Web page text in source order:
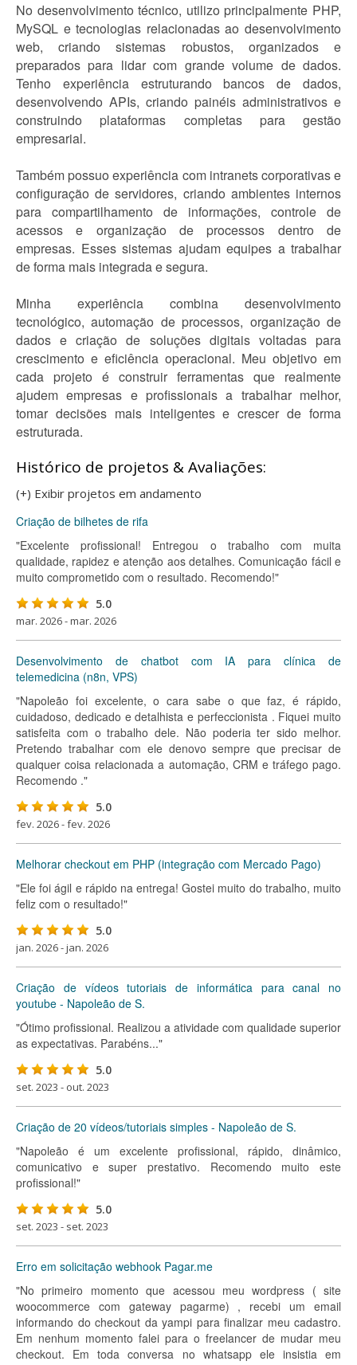
No desenvolvimento técnico, utilizo principalmente PHP,
MySQL e tecnologias relacionadas ao desenvolvimento
web, criando sistemas robustos, organizados e
preparados para lidar com grande volume de dados.
Tenho experiência estruturando bancos de dados,
desenvolvendo APIs, criando painéis administrativos e
construindo plataformas completas para gestão
empresarial.
Também possuo experiência com intranets corporativas e
configuração de servidores, criando ambientes internos
para compartilhamento de informações, controle de
acessos e organização de processos dentro de
empresas. Esses sistemas ajudam equipes a trabalhar
de forma mais integrada e segura.
Minha experiência combina desenvolvimento
tecnológico, automação de processos, organização de
dados e criação de soluções digitais voltadas para
crescimento e eficiência operacional. Meu objetivo em
cada projeto é construir ferramentas que realmente
ajudem empresas e profissionais a trabalhar melhor,
tomar decisões mais inteligentes e crescer de forma
estruturada.
Histórico de projetos & Avaliações:
(+) Exibir projetos em andamento
Criação de bilhetes de rifa
"Excelente profissional! Entregou o trabalho com muita
qualidade, rapidez e atenção aos detalhes. Comunicação fácil e
muito comprometido com o resultado. Recomendo!"
5.0
mar. 2026 - mar. 2026
Desenvolvimento de chatbot com IA para clínica de
telemedicina (n8n, VPS)
"Napoleão foi excelente, o cara sabe o que faz, é rápido,
cuidadoso, dedicado e detalhista e perfeccionista . Fiquei muito
satisfeita com o trabalho dele. Não poderia ter sido melhor.
Pretendo trabalhar com ele denovo sempre que precisar de
qualquer coisa relacionada a automação, CRM e tráfego pago.
Recomendo ."
5.0
fev. 2026 - fev. 2026
Melhorar checkout em PHP (integração com Mercado Pago)
"Ele foi ágil e rápido na entrega! Gostei muito do trabalho, muito
feliz com o resultado!"
5.0
jan. 2026 - jan. 2026
Criação de vídeos tutoriais de informática para canal no
youtube - Napoleão de S.
"Ótimo profissional. Realizou a atividade com qualidade superior
as expectativas. Parabéns..."
5.0
set. 2023 - out. 2023
Criação de 20 vídeos/tutoriais simples - Napoleão de S.
"Napoleão é um excelente profissional, rápido, dinâmico,
comunicativo e super prestativo. Recomendo muito este
profissional!"
5.0
set. 2023 - set. 2023
Erro em solicitação webhook Pagar.me
"No primeiro momento que acessou meu wordpress ( site
woocommerce com gateway pagarme) , recebi um email
informando do checkout da yampi para finalizar meu cadastro.
Em nenhum momento falei para o freelancer de mudar meu
checkout. Em toda conversa no whatsapp ele insistia em